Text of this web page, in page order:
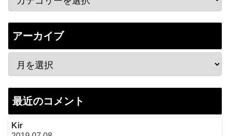
アーカイブ
最近のコメント
Kir